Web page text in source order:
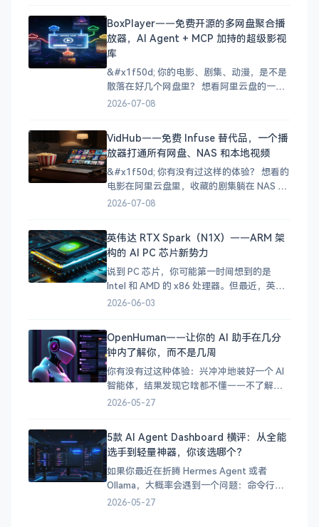
合并成MP4？ 想剪辑个视频，手机上装了好
几个APP，一个只负责转换、一个只负责压
缩、一个只
BoxPlayer——免费开源的多网盘聚合播
放器，AI Agent + MCP 加持的超级影视
库
&#x1f50d; 你的电影、剧集、动漫，是不是
散落在好几个网盘里？ 想看阿里云盘的一部
电影，又想起百度网盘中存了几部电视剧，
哪了。 这种「资源四处散落」的痛苦，相信
不少影视爱好者都经历过。今天五哥要给大
家介绍的
2026-07-08
VidHub——免费 Infuse 替代品，一个播
放器打通所有网盘、NAS 和本地视频
&#x1f50d; 你有没有过这样的体验？ 想看的
电影在阿里云盘里，收藏的剧集躺在 NAS 手
机上下载的视频又因为格式问题播不了……
其实 [VidHub]
(https://zh.okaapps.com/produ
2026-07-08
英伟达 RTX Spark（N1X）——ARM 架
构的 AI PC 芯片新势力
说到 PC 芯片，你可能第一时间想到的是
Intel 和 AMD 的 x86 处理器。但最近，英伟
达（NVIDIA）扔下了一颗重磅炸弹——RTX
英伟达要进军 PC 处理器市场了！
2026-06-03
OpenHuman——让你的 AI 助手在几分
钟内了解你，而不是几周
你有没有过这种体验：兴冲冲地装好一个 AI
智能体，结果发现它啥都不懂——不了解你
的项目、不了解你的习惯、不了解你的技术
问题而生的。这个开源智能体框架的核心理
念很简单：让 AI 在几分钟内了解你，而不是
让你等
2026-05-27
5款 AI Agent Dashboard 横评：从全能
选手到轻量神器，你该选哪个？
如果你最近在折腾 Hermes Agent 或者
Ollama，大概率会遇到一个问题：命令行用
着爽，但总想有个 Web 界面可以随时看看状
2026-05-27